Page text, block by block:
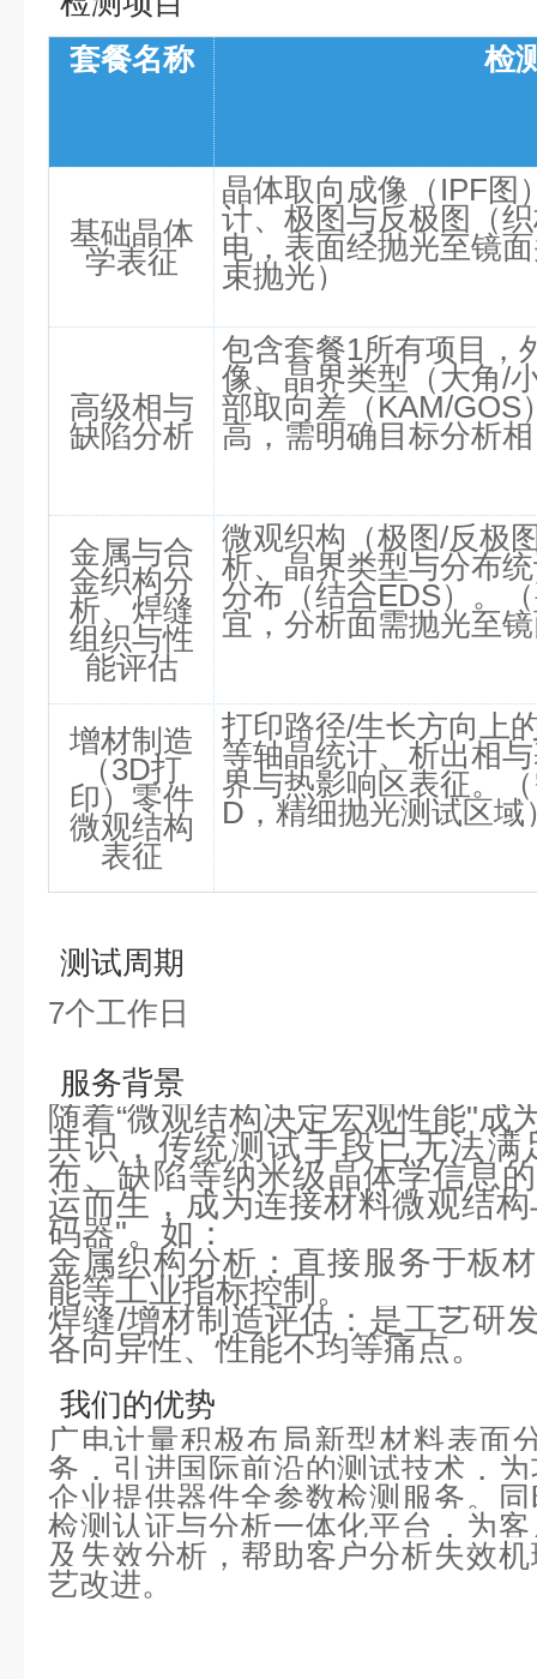
套餐名称
检
基础晶体
学表征
晶体取向成像（IPF图
计、极图与反极图（
电，表面经抛光至镜
束抛光）
高级相与
缺陷分析
包含套餐1所有项目，
像、晶界类型（大角/
部取向差（KAM/GOS
高，需明确目标分析
金属与合
金织构分
析、焊缝
组织与性
能评估
微观织构（极图/反极
析、晶界类型与分布
分布（结合EDS）。
宜，分析面需抛光至
增材制造
（3D打
印）零件
微观结构
表征
打印路径/生长方向上
等轴晶统计、析出相
界与热影响区表征。
D，精细抛光测试区域
测试周期
7个工作日
服务背景
随着“微观结构决定宏观性能"成
共识，传统测试手段已无法满
布、缺陷等纳米级晶体学信息
运而生，成为连接材料微观结
码器"。如：
金属织构分析：直接服务于板
能等工业指标控制。
焊缝/增材制造评估：是工艺研
各向异性、性能不均等痛点。
我们的优势
广电计量积极布局新型材料表面
务，引进国际前沿的测试技术，
企业提供器件全参数检测服务。
检测认证与分析⼀体化平台，为
及失效分析，帮助客户分析失效
艺改进。